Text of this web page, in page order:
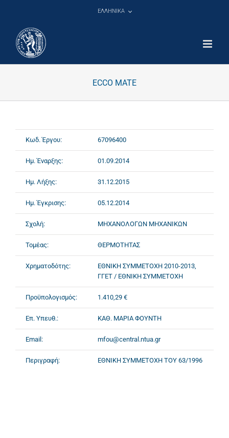
ΕΛΛΗΝΙΚΑ
ECCO MATE
Κωδ. Έργου: 67096400
Ημ. Έναρξης: 01.09.2014
Ημ. Λήξης: 31.12.2015
Ημ. Έγκρισης: 05.12.2014
Σχολή: ΜΗΧΑΝΟΛΟΓΩΝ ΜΗΧΑΝΙΚΩΝ
Τομέας: ΘΕΡΜΟΤΗΤΑΣ
Χρηματοδότης:
ΕΘΝΙΚΗ ΣΥΜΜΕΤΟΧΗ 2010-2013,
ΓΓΕΤ / ΕΘΝΙΚΗ ΣΥΜΜΕΤΟΧΗ
Προϋπολογισμός: 1.410,29 €
Επ. Υπευθ.: ΚΑΘ. ΜΑΡΙΑ ΦΟΥΝΤΗ
Email: mfou@central.ntua.gr
Περιγραφή: ΕΘΝΙΚΗ ΣΥΜΜΕΤΟΧΗ ΤΟΥ 63/1996